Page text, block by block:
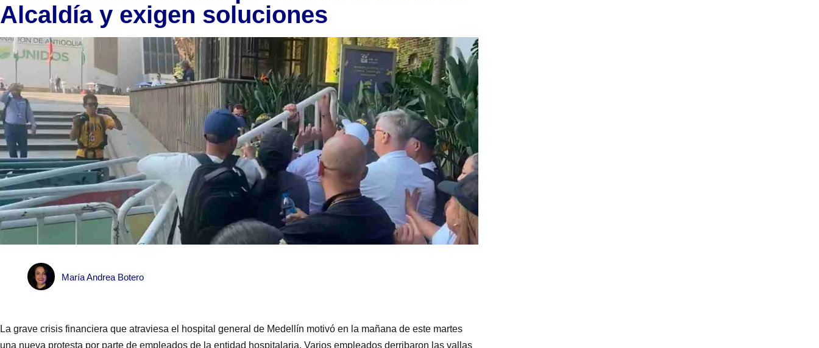
Alcaldía y exigen soluciones
María Andrea Botero
La grave crisis financiera que atraviesa el hospital general de Medellín motivó en la mañana de este martes
una nueva protesta por parte de empleados de la entidad hospitalaria. Varios empleados derribaron las vallas